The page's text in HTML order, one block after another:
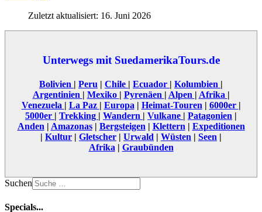
Zuletzt aktualisiert: 16. Juni 2026
Unterwegs mit SuedamerikaTours.de
Bolivien | Peru | Chile | Ecuador | Kolumbien |
Argentinien | Mexiko | Pyrenäen | Alpen | Afrika |
Venezuela | La Paz | Europa | Heimat-Touren | 6000er |
5000er | Trekking | Wandern | Vulkane | Patagonien |
Anden | Amazonas| Bergsteigen | Klettern | Expeditionen
| Kultur | Gletscher | Urwald | Wüsten | Seen |
Afrika | Graubünden
Suchen
Specials...